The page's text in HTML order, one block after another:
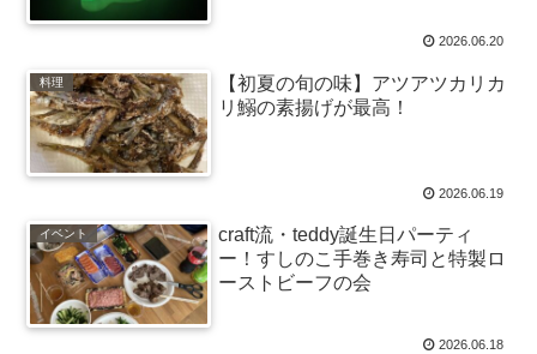
2026.06.20
料理
【初夏の旬の味】アツアツカリカ
リ鰯の素揚げが最高！
2026.06.19
イベント
craft流・teddy誕生日パーティ
ー！すしのこ手巻き寿司と特製ロ
ーストビーフの会
2026.06.18